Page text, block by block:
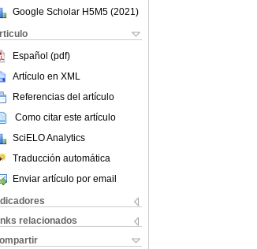
Google Scholar H5M5 (2021 )
Español (pdf)
Artículo en XML
Referencias del artículo
Como citar este artículo
SciELO Analytics
Traducción automática
Enviar artículo por email
relacionados